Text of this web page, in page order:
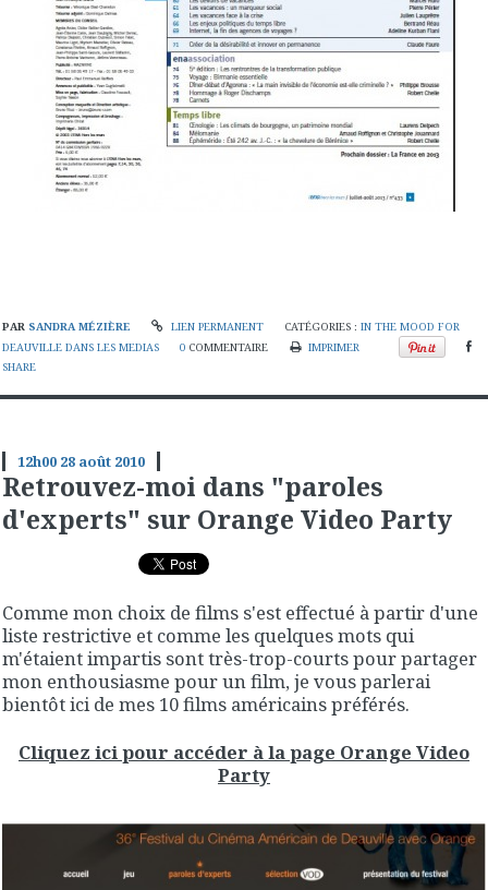
PAR SANDRA MÉZIÈRE LIEN PERMANENT CATÉGORIES :IN THE MOOD FOR
DEAUVILLE DANS LES MEDIAS
0 COMMENTAIRE
IMPRIMER
SHARE
12h00 28 août 2010
Retrouvez-moi dans "paroles
d'experts" sur Orange Video Party
Comme mon choix de films s'est effectué à partir d'une
liste restrictive et comme les quelques mots qui
m'étaient impartis sont très-trop-courts pour partager
mon enthousiasme pour un film, je vous parlerai
bientôt ici de mes 10 films américains préférés.
Cliquez ici pour accéder à la page Orange Video
Party